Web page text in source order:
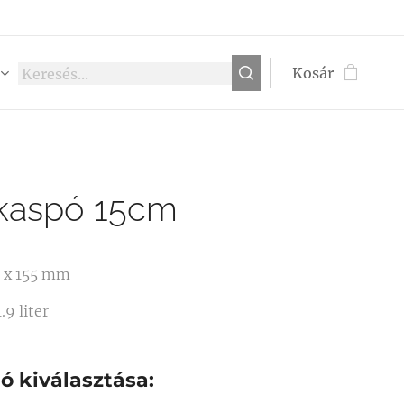
Kosár
15cm
155 mm
liter
kiválasztása: